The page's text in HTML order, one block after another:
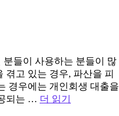
들이 사용하는 분들이 많
고 있는 경우, 파산을 피
경우에는 개인회생 대출을
되는 … 더 읽기